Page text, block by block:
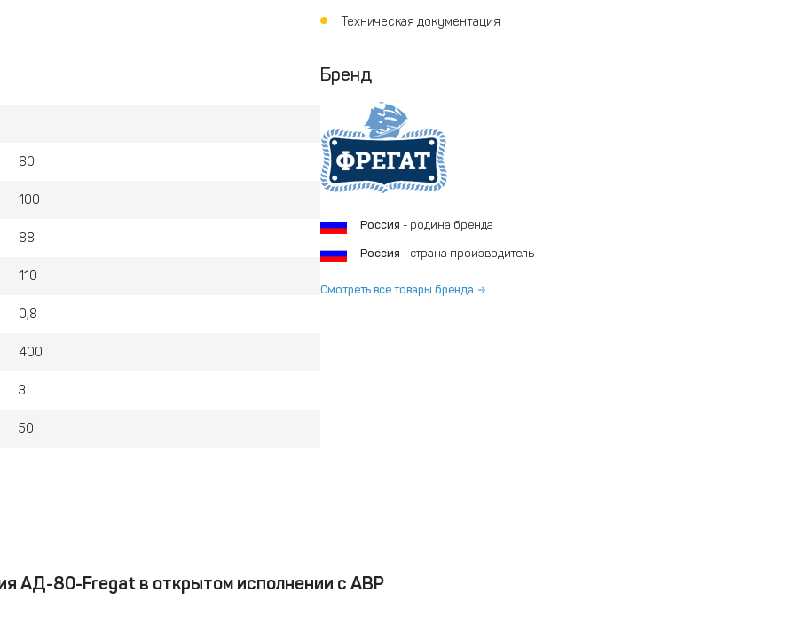
справится с функцией резервного,
роддомов и других заведений медицинской
отрасли.
80
100
88
110
0,8
400
3
50
Техническая документация
Бренд
Россия - родина бренда
Россия - страна производитель
Смотреть все товары бренда
АД-80-Fregat в открытом исполнении с АВР